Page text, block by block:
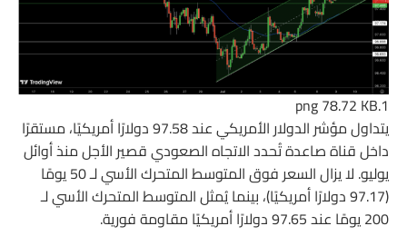
1.png
78.72 KB
يتداول مؤشر الدولار الأمريكي عند 97.58 دولارًا أمريكيًا، مستقرًا
داخل قناة صاعدة تُحدد الاتجاه الصعودي قصير الأجل منذ أوائل
يوليو. لا يزال السعر فوق المتوسط ​​المتحرك الأسي لـ 50 يومًا
(97.17 دولارًا أمريكيًا)، بينما يُمثل المتوسط ​​المتحرك الأسي لـ
200 يومًا عند 97.65 دولارًا أمريكيًا مقاومة فورية.